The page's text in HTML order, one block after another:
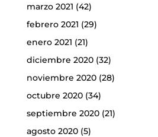
marzo 2021 (42)
febrero 2021 (29)
enero 2021 (21)
diciembre 2020(32)
noviembre 2020(28)
octubre 2020(34)
septiembre 2020(21)
agosto 2020(5)